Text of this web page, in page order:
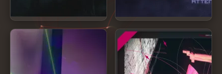
AMULET Attention EP